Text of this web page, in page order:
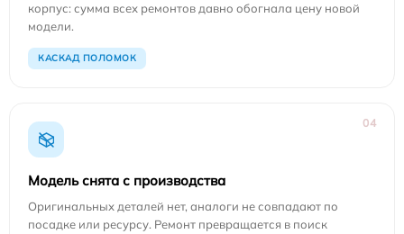
корпус: сумма всех ремонтов давно обогнала цену новой
модели.
КАСКАД ПОЛОМОК
04
Модель снята с производства
Оригинальных деталей нет, аналоги не совпадают по
посадке или ресурсу. Ремонт превращается в поиск